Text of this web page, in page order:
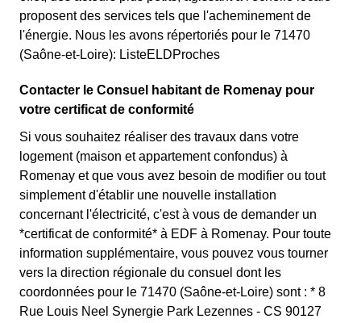
proposent des services tels que l'acheminement de
l'énergie. Nous les avons répertoriés pour le 71470
(Saône-et-Loire): ListeELDProches
Contacter le Consuel habitant de Romenay pour
votre certificat de conformité
Si vous souhaitez réaliser des travaux dans votre
logement (maison et appartement confondus) à
Romenay et que vous avez besoin de modifier ou tout
simplement d'établir une nouvelle installation
concernant l'électricité, c'est à vous de demander un
*certificat de conformité* à EDF à Romenay. Pour toute
information supplémentaire, vous pouvez vous tourner
vers la direction régionale du consuel dont les
coordonnées pour le 71470 (Saône-et-Loire) sont : * 8
Rue Louis Neel Synergie Park Lezennes - CS 90127